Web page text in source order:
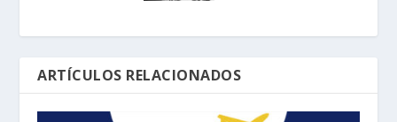
ARTÍCULOS RELACIONADOS